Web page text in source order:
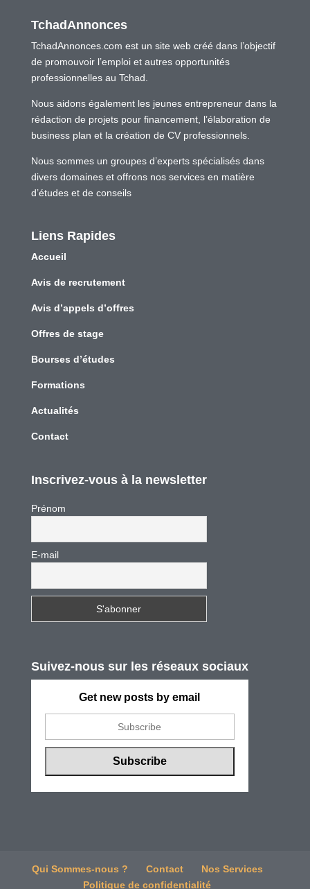
TchadAnnonces
TchadAnnonces.com est un site web créé dans l’objectif
de promouvoir l’emploi et autres opportunités
professionnelles au Tchad.
Nous aidons également les jeunes entrepreneur dans la
rédaction de projets pour financement, l’élaboration de
business plan et la création de CV professionnels.
Nous sommes un groupes d’experts spécialisés dans
divers domaines et offrons nos services en matière
d’études et de conseils
Liens Rapides
Accueil
Avis de recrutement
Avis d’appels d’offres
Offres de stage
Bourses d’études
Formations
Actualités
Contact
Inscrivez-vous à la newsletter
Prénom
E-mail
Suivez-nous sur les réseaux sociaux
Get new posts by email
Qui Sommes-nous ? Contact
Nos Services
Politique de confidentialité